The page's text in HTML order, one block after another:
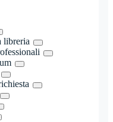
libreria